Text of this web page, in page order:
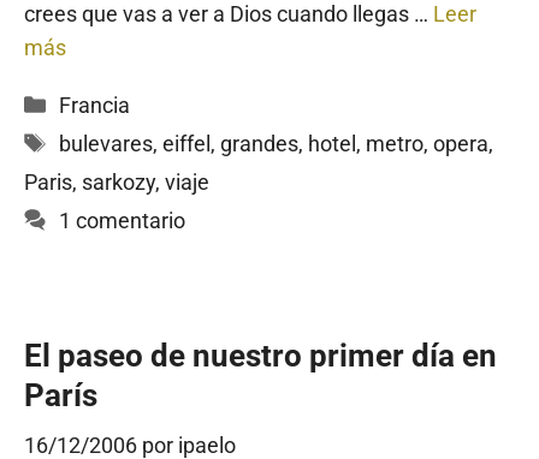
crees que vas a ver a Dios cuando llegas … Leer
más
Categorías
Francia
Etiquetas
bulevares, eiffel , grandes, hotel , metro, opera,
Paris, sarkozy, viaje
1 comentario
El paseo de nuestro primer día en
París
16/12/2006 por ipaelo